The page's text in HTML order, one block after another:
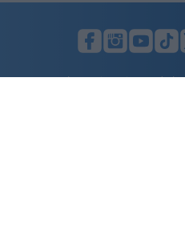
LUNIFIN S.r.l. a socio unico. Sede